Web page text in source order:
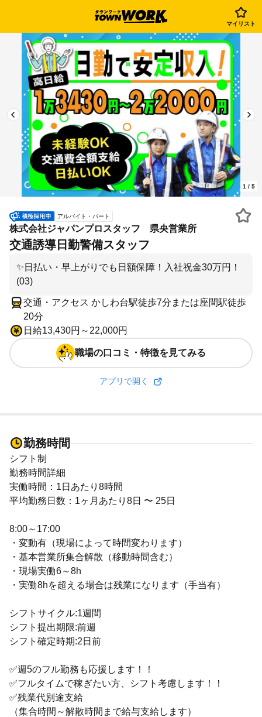
マイリスト
1 / 5
アルバイト・パート
株式会社ジャパンプロスタッフ 県央営業所
交通誘導日勤警備スタッフ
✨日払い・早上がりでも日額保障！入社祝金30万円！
(03)
交通・アクセス かしわ台駅徒歩7分または座間駅徒歩
20分
日給13,430円～22,000円
職場の口コミ・特徴を見てみる
アプリで開く
勤務時間
シフト制
勤務時間詳細
実働時間：1日あたり8時間
平均勤務日数：1ヶ月あたり8日 〜 25日
8:00～17:00
・変動有（現場によって時間変わります）
・基本営業所集合解散（移動時間含む）
・現場実働6～8h
・実働8hを超える場合は残業になります（手当有）
シフトサイクル:1週間
シフト提出期限:前週
シフト確定時期:2日前
✅週5のフル勤務も応援します！！
✅フルタイムで稼ぎたい方、シフト考慮します！！
✅残業代別途支給
（集合時間～解散時間まで給与支給します）